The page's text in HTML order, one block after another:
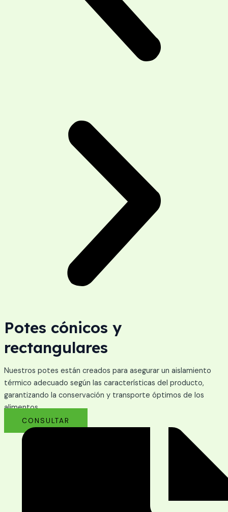
Potes cónicos y
rectangulares
Nuestros potes están creados para asegurar un aislamiento
térmico adecuado según las características del producto,
garantizando la conservación y transporte óptimos de los
alimentos.
CONSULTAR